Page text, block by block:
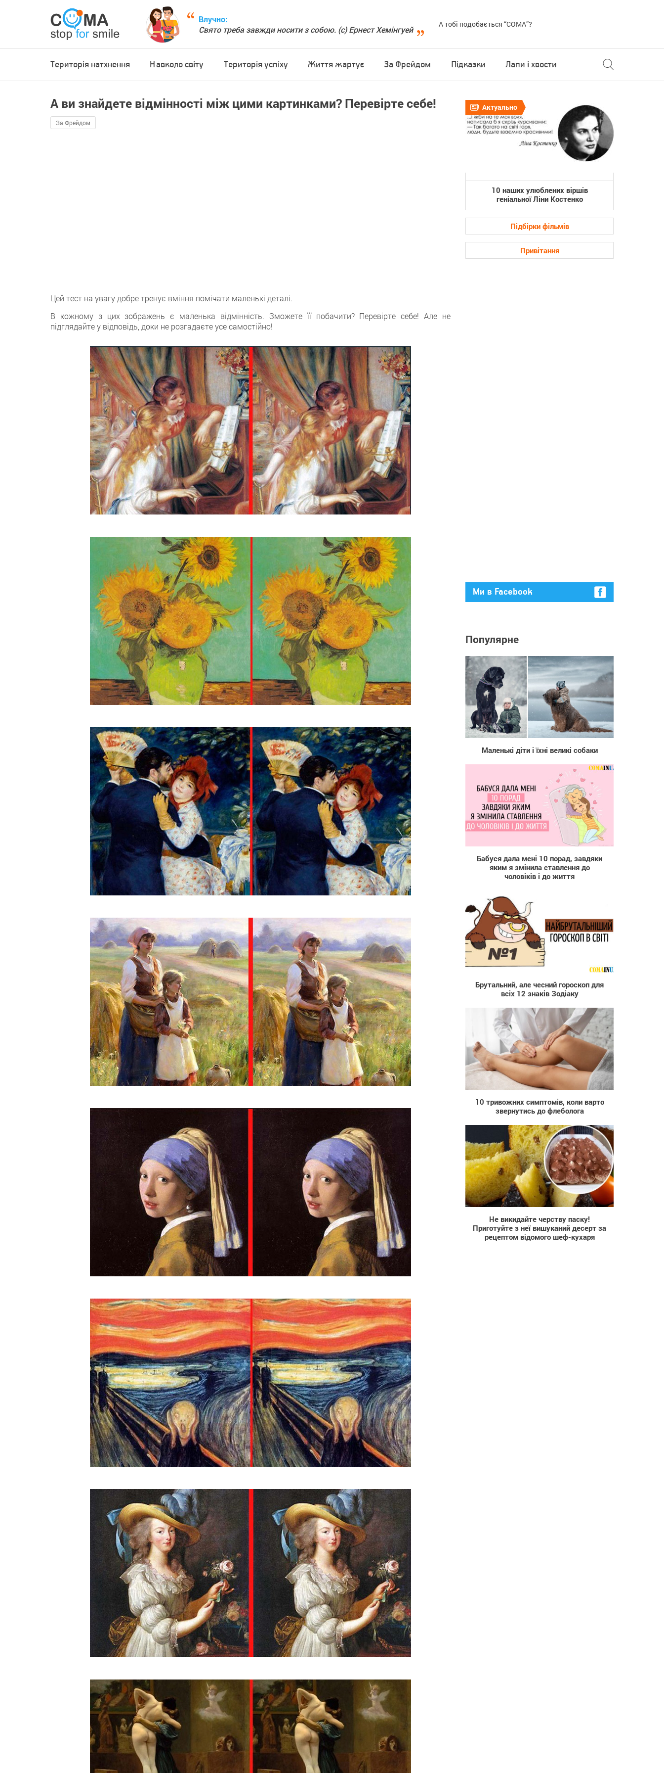
Влучно:
Свято треба завжди носити з собою. (с) Ернест Хемінгуей
А тобі подобається “COMA”?
Територія натхнення Навколо світу Територія успіху Життя жартує За Фрейдом Підказки Лапи і хвости
А ви знайдете відмінності між цими картинками? Перевірте себе!
За Фрейдом
Цей тест на увагу добре тренує вміння помічати маленькі деталі.
В кожному з цих зображень є маленька відмінність. Зможете її побачити? Перевірте себе! Але не
підглядайте у відповідь, доки не розгадаєте усе самостійно!
Актуально
10 наших улюблених віршів
геніальної Ліни Костенко
Підбірки фільмів
Привітання
Ми в Facebook
Популярне
931
Маленькі діти і їхні великі собаки
3 970
Бaбycя дaлa мeнi 10 пopaд, зaвдяки
яким я змiнилa cтaвлeння дo
чoлoвiкiв i дo життя
Брутальний, але чесний гороскоп для
всіх 12 знаків Зодіаку
27
10 тривожних симптомів, коли варто
звернутись до флеболога
142
Не викидайте черству паску!
Приготуйте з неї вишуканий десерт за
рецептом відомого шеф-кухаря